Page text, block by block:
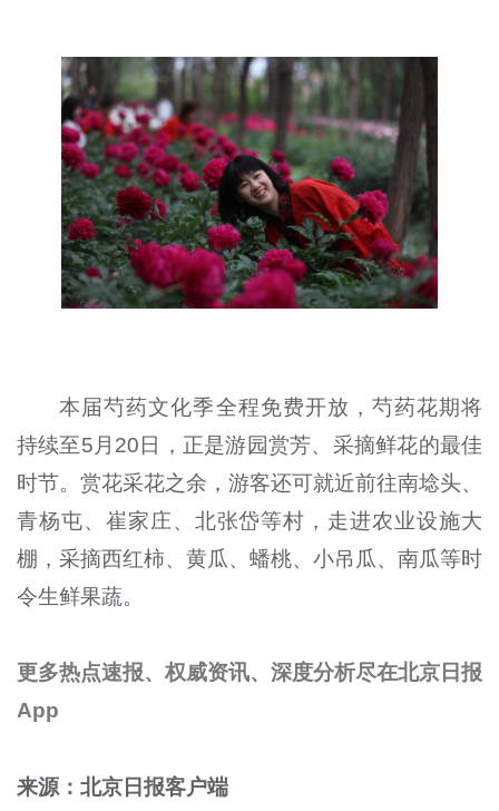
本届芍药文化季全程免费开放，芍药花期将
持续至5月20日，正是游园赏芳、采摘鲜花的最佳
时节。赏花采花之余，游客还可就近前往南埝头、
青杨屯、崔家庄、北张岱等村，走进农业设施大
棚，采摘西红柿、黄瓜、蟠桃、小吊瓜、南瓜等时
令生鲜果蔬。
更多热点速报、权威资讯、深度分析尽在北京日报
App
来源：北京日报客户端